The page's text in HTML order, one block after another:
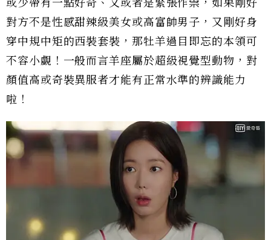
或少帶有一點好奇、又或者是緊張作祟，如果剛好
對方不是性感甜辣級美女或高富帥男子，又剛好身
穿中規中矩的西裝套裝，那牡羊過目即忘的本領可
不容小覷！一般而言羊座屬於超級視覺型動物，對
顏值高或奇裝異服者才能有正常水準的辨識能力
啦！